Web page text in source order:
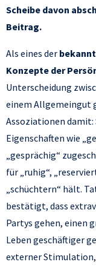
Scheibe davon
Beitrag.
Als eines der
Konzepte der
Unterscheidung
einem Allgemeingut
Assoziationen
Eigenschaften wie
„gesprächig“
für „ruhig“,
„schüchtern“ hält.
bestätigt, dass
Partys gehen, einen
Leben geschäftiger
externer